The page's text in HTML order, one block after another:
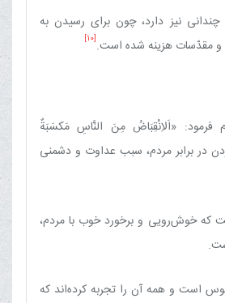
نیز دارد، چون برای رسیدن به
و مقدّسات هزینه شده است.[10]
فرمود: «اَلاِنْقِبَاضُ مِنَ النَّاسِ مَکسَبَةٌ
در برابر مردم، سبب عداوت و دشمنی
که خوش‌رویی و برخورد خوب با مردم،
است و همه آن را تجربه کرده‌‌اند که